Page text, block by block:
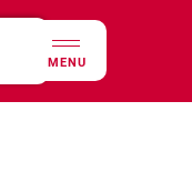
MENU